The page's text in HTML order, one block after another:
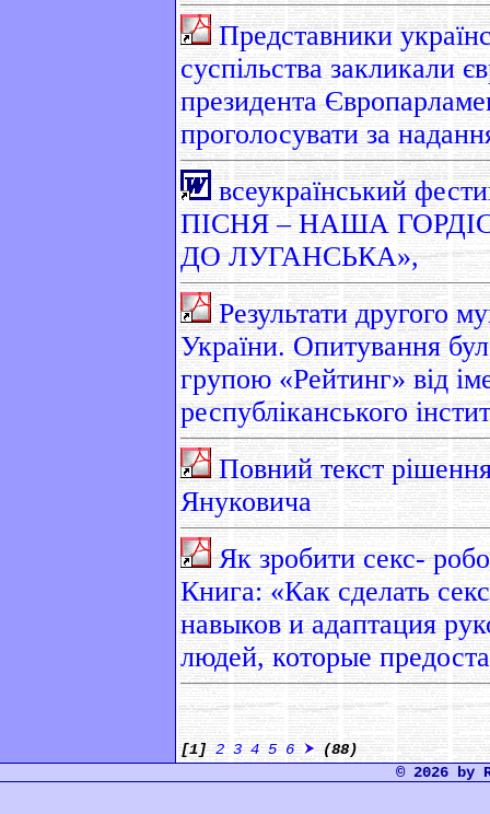
Представники
суспільства закликали
президента
проголосувати за
всеукраїнський
ПІСНЯ – НАША
ДО ЛУГАНСЬКА»,
Результати другого
України. Опитування
групою «Рейтинг» від
республіканського
Повний текст
Януковича
Як зробити секс-
Книга: «Как сделать
навыков и адаптация
людей, которые
[1]2 3 4 5 6
(88)
© 2026 by